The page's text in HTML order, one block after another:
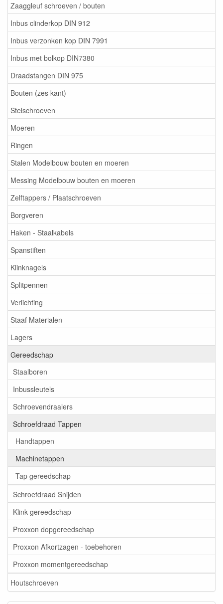
Zaaggleuf schroeven / bouten
Inbus clinderkop DIN 912
Inbus verzonken kop DIN 7991
Inbus met bolkop DIN7380
Draadstangen DIN 975
Bouten (zes kant)
Stelschroeven
Moeren
Ringen
Stalen Modelbouw bouten en moeren
Messing Modelbouw bouten en moeren
Zelftappers / Plaatschroeven
Borgveren
Haken - Staalkabels
Spanstiften
Klinknagels
Splitpennen
Verlichting
Staaf Materialen
Lagers
Gereedschap
Staalboren
Inbussleutels
Schroevendraaiers
Schroefdraad Tappen
Handtappen
Machinetappen
Tap gereedschap
Schroefdraad Snijden
Klink gereedschap
Proxxon dopgereedschap
Proxxon Afkortzagen - toebehoren
Proxxon momentgereedschap
Houtschroeven